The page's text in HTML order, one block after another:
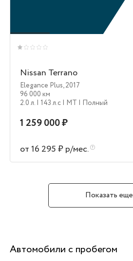
Nissan Terrano
Elegance Plus,2017
96 000 км
2.0 л. | 143 л.c | MT | Полный
1 259 000 ₽
от 16 295 ₽ р/мес.
Показать еще
Автомобили с пробегом